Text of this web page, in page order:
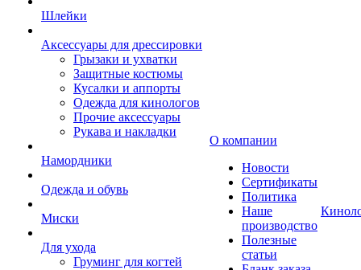
Шлейки
Аксессуары для дрессировки
Грызаки и ухватки
Защитные костюмы
Кусалки и аппорты
Одежда для кинологов
Прочие аксессуары
Рукава и накладки
Намордники
Одежда и обувь
Миски
Для ухода
Груминг для когтей
О компании
Новости
Сертификаты
Политика
Наше
производство
Полезные
статьи